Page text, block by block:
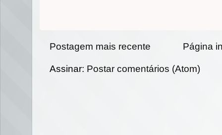
Postagem mais recente Página
Assinar: Postar comentários (Atom)